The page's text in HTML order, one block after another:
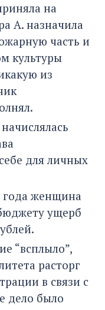
на
А. назначила
часть и
культуры
из
для личных
года женщина
ущерб
“всплыло”,
расторг
в связи с
дело было